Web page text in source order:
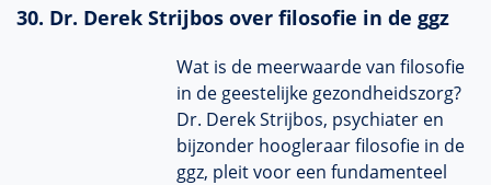
30. Dr. Derek Strijbos over filosofie in de ggz
Wat is de meerwaarde van filosofie
in de geestelijke gezondheidszorg?
Dr. Derek Strijbos, psychiater en
bijzonder hoogleraar filosofie in de
ggz, pleit voor een fundamenteel